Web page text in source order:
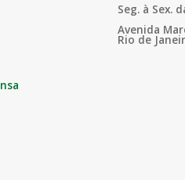
Seg. à Sex.
Avenida
Rio de